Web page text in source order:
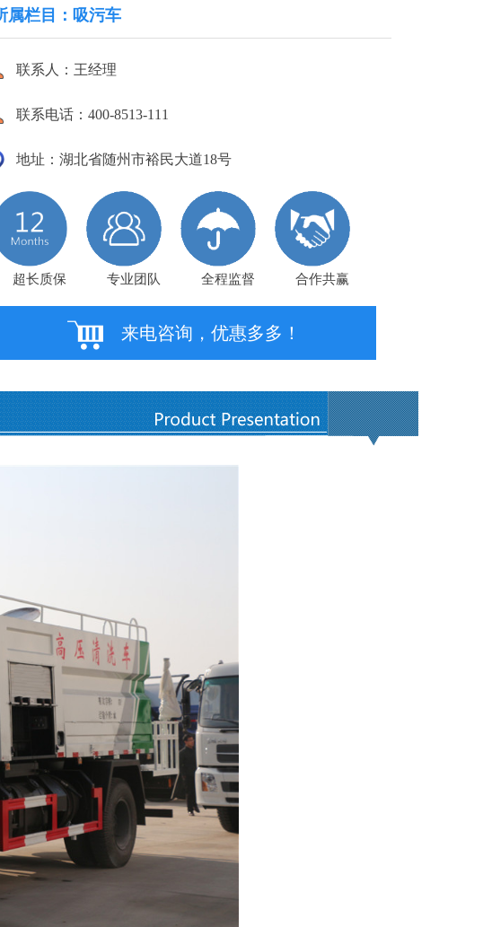
属栏目：吸污车
联系人：王经理
联系电话：400-8513-111
地址：湖北省随州市裕民大道18号
超长质保 专业团队 全程监督 合作共赢
来电咨询，优惠多多！